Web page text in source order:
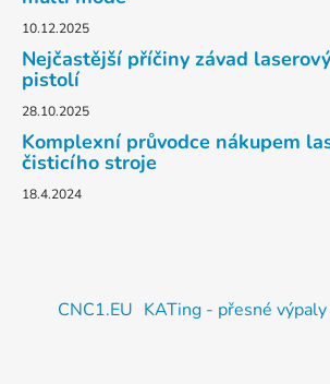
10.12.2025
Nejčastější příčiny závad
pistolí
28.10.2025
Komplexní průvodce nákupem
čisticího stroje
18.4.2024
CNC1.EU KATing - přesné